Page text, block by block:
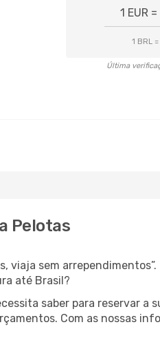
1 EUR
1 BRL
Última
Pelotas
viaja sem
até Brasil?
saber para reservar a
Com as nossas